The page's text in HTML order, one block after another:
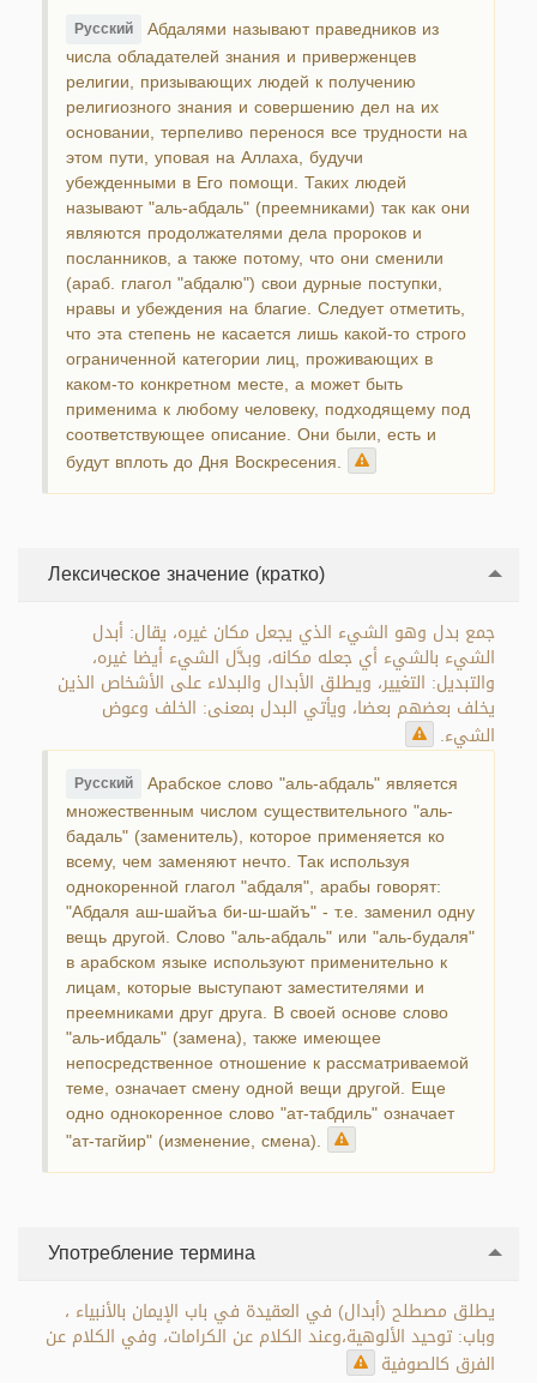
Русский Абдалями называют праведников из
числа обладателей знания и приверженцев
религии, призывающих людей к получению
религиозного знания и совершению дел на их
основании, терпеливо перенося все трудности на
этом пути, уповая на Аллаха, будучи
убежденными в Его помощи. Таких людей
называют "аль-абдаль" (преемниками) так как они
являются продолжателями дела пророков и
посланников, а также потому, что они сменили
(араб. глагол "абдалю") свои дурные поступки,
нравы и убеждения на благие. Следует отметить,
что эта степень не касается лишь какой-то строго
ограниченной категории лиц, проживающих в
каком-то конкретном месте, а может быть
применима к любому человеку, подходящему под
соответствующее описание. Они были, есть и
будут вплоть до Дня Воскресения.
Лексическое значение (кратко)
جمع بدل وهو الشيء الذي يجعل مكان غيره، يقال: أبدل
الشيء بالشيء أي جعله مكانه، وبدَّل الشيء أيضا غيره،
والتبديل: التغيير، ويطلق الأبدال والبدلاء على الأشخاص الذين
يخلف بعضهم بعضا، ويأتي البدل بمعنى: الخلف وعوض
الشيء.
Русский Арабское слово "аль-абдаль" является
множественным числом существительного "аль-
бадаль" (заменитель), которое применяется ко
всему, чем заменяют нечто. Так используя
однокоренной глагол "абдаля", арабы говорят:
"Абдаля аш-шайъа би-ш-шайъ" - т.е. заменил одну
вещь другой. Слово "аль-абдаль" или "аль-будаля"
в арабском языке используют применительно к
лицам, которые выступают заместителями и
преемниками друг друга. В своей основе слово
"аль-ибдаль" (замена), также имеющее
непосредственное отношение к рассматриваемой
теме, означает смену одной вещи другой. Еще
одно однокоренное слово "ат-табдиль" означает
"ат-тагйир" (изменение, смена).
Употребление термина
يطلق مصطلح (أبدال) في العقيدة في باب الإيمان بالأنبياء ،
وباب: توحيد الألوهية،وعند الكلام عن الكرامات، وفي الكلام عن
الفرق كالصوفية